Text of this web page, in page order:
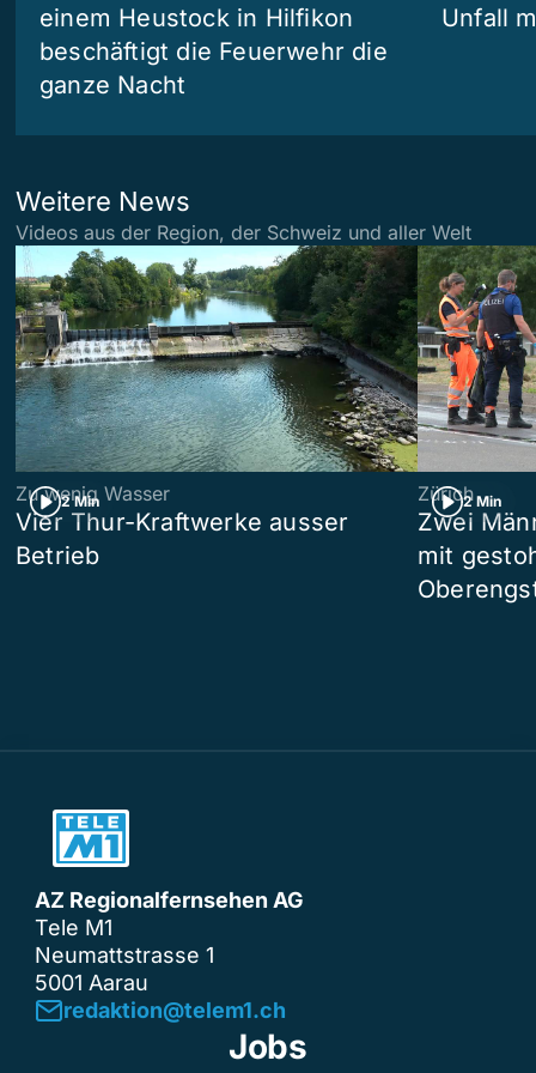
einem Heustock in Hilfikon
beschäftigt die Feuerwehr die
ganze Nacht
Unfall
Weitere News
Videos aus der Region, der Schweiz und aller Welt
2 Min
Zu wenig Wasser
Vier Thur-Kraftwerke ausser
Betrieb
2 Min
Zürich
Zwei
mit
AZ Regionalfernsehen AG
Tele M1
Neumattstrasse 1
5001 Aarau
redaktion@telem1.ch
Jobs